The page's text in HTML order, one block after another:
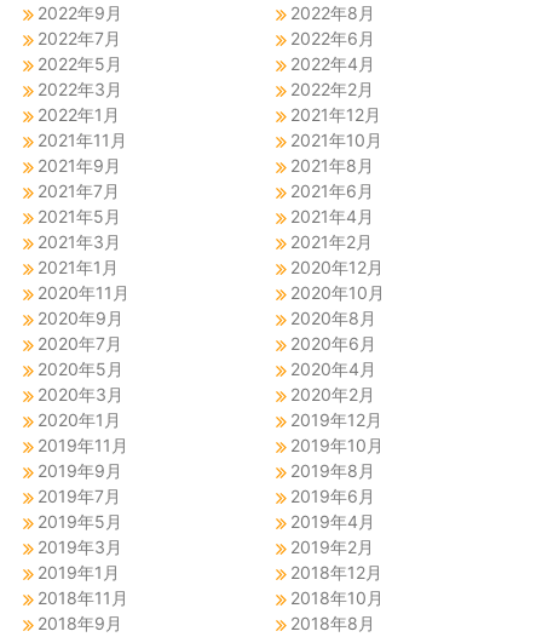
2022年9月
2022年8月
2022年7月
2022年6月
2022年5月
2022年4月
2022年3月
2022年2月
2022年1月
2021年12月
2021年11月
2021年10月
2021年9月
2021年8月
2021年7月
2021年6月
2021年5月
2021年4月
2021年3月
2021年2月
2021年1月
2020年12月
2020年11月
2020年10月
2020年9月
2020年8月
2020年7月
2020年6月
2020年5月
2020年4月
2020年3月
2020年2月
2020年1月
2019年12月
2019年11月
2019年10月
2019年9月
2019年8月
2019年7月
2019年6月
2019年5月
2019年4月
2019年3月
2019年2月
2019年1月
2018年12月
2018年11月
2018年10月
2018年9月
2018年8月